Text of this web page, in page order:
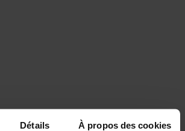
Détails À propos des cookies